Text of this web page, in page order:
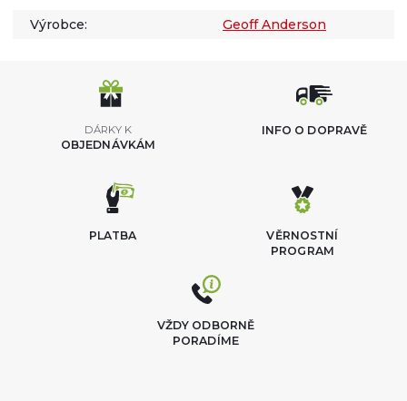
Výrobce: Geoff Anderson
DÁRKY K
OBJEDNÁVKÁM
INFO O DOPRAVĚ
VĚRNOSTNÍ
PROGRAM
PLATBA
VŽDY ODBORNĚ
PORADÍME